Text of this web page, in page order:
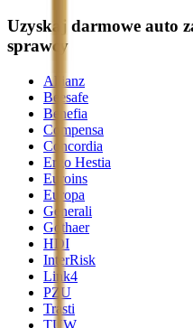
Uzyskaj darmowe auto
sprawcy
Allianz
Beesafe
Benefia
Compensa
Concordia
Ergo Hestia
Euroins
Europa
Generali
Gothaer
HDI
InterRisk
Link4
PZU
Trasti